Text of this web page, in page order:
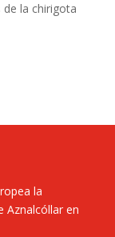
de la chirigota
la
Aznalcóllar en